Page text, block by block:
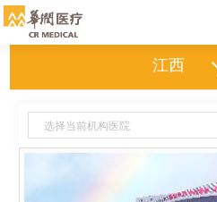
江西
选择当前机构医院